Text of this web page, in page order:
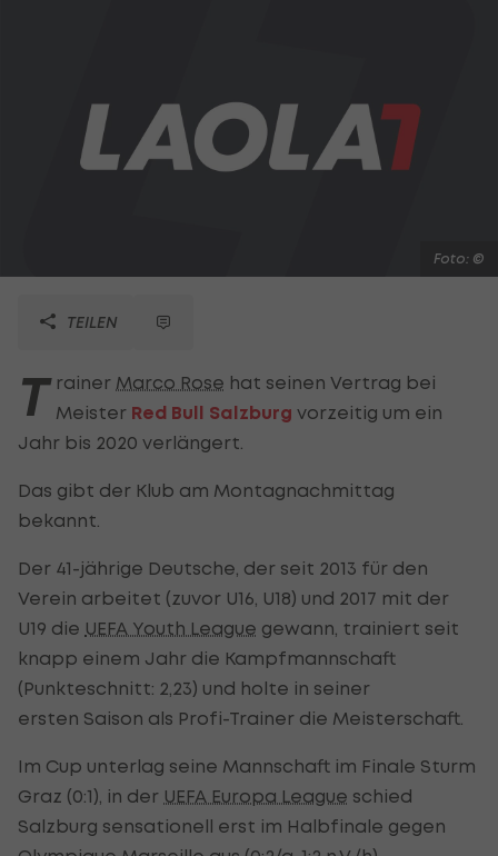
Foto: ©
TEILEN
T rainer Marco Rose hat seinen Vertrag bei
Meister Red Bull Salzburg vorzeitig um ein
Jahr bis 2020 verlängert.
Das gibt der Klub am Montagnachmittag
bekannt.
Der 41-jährige Deutsche, der seit 2013 für den
Verein arbeitet (zuvor U16, U18) und 2017 mit der
U19 die UEFA Youth League gewann, trainiert seit
knapp einem Jahr die Kampfmannschaft
(Punkteschnitt: 2,23) und holte in seiner
ersten Saison als Profi-Trainer die Meisterschaft.
Im Cup unterlag seine Mannschaft im Finale Sturm
Graz (0:1), in der UEFA Europa League schied
Salzburg sensationell erst im Halbfinale gegen